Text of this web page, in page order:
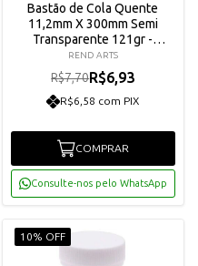
Bastão de Cola Quente
11,2mm X 300mm Semi
Transparente 121gr -
Rendicolla
REND ARTS
R$7,70R$6,93
R$6,58 com PIX
COMPRAR
Consulte-nos pelo WhatsApp
10% OFF